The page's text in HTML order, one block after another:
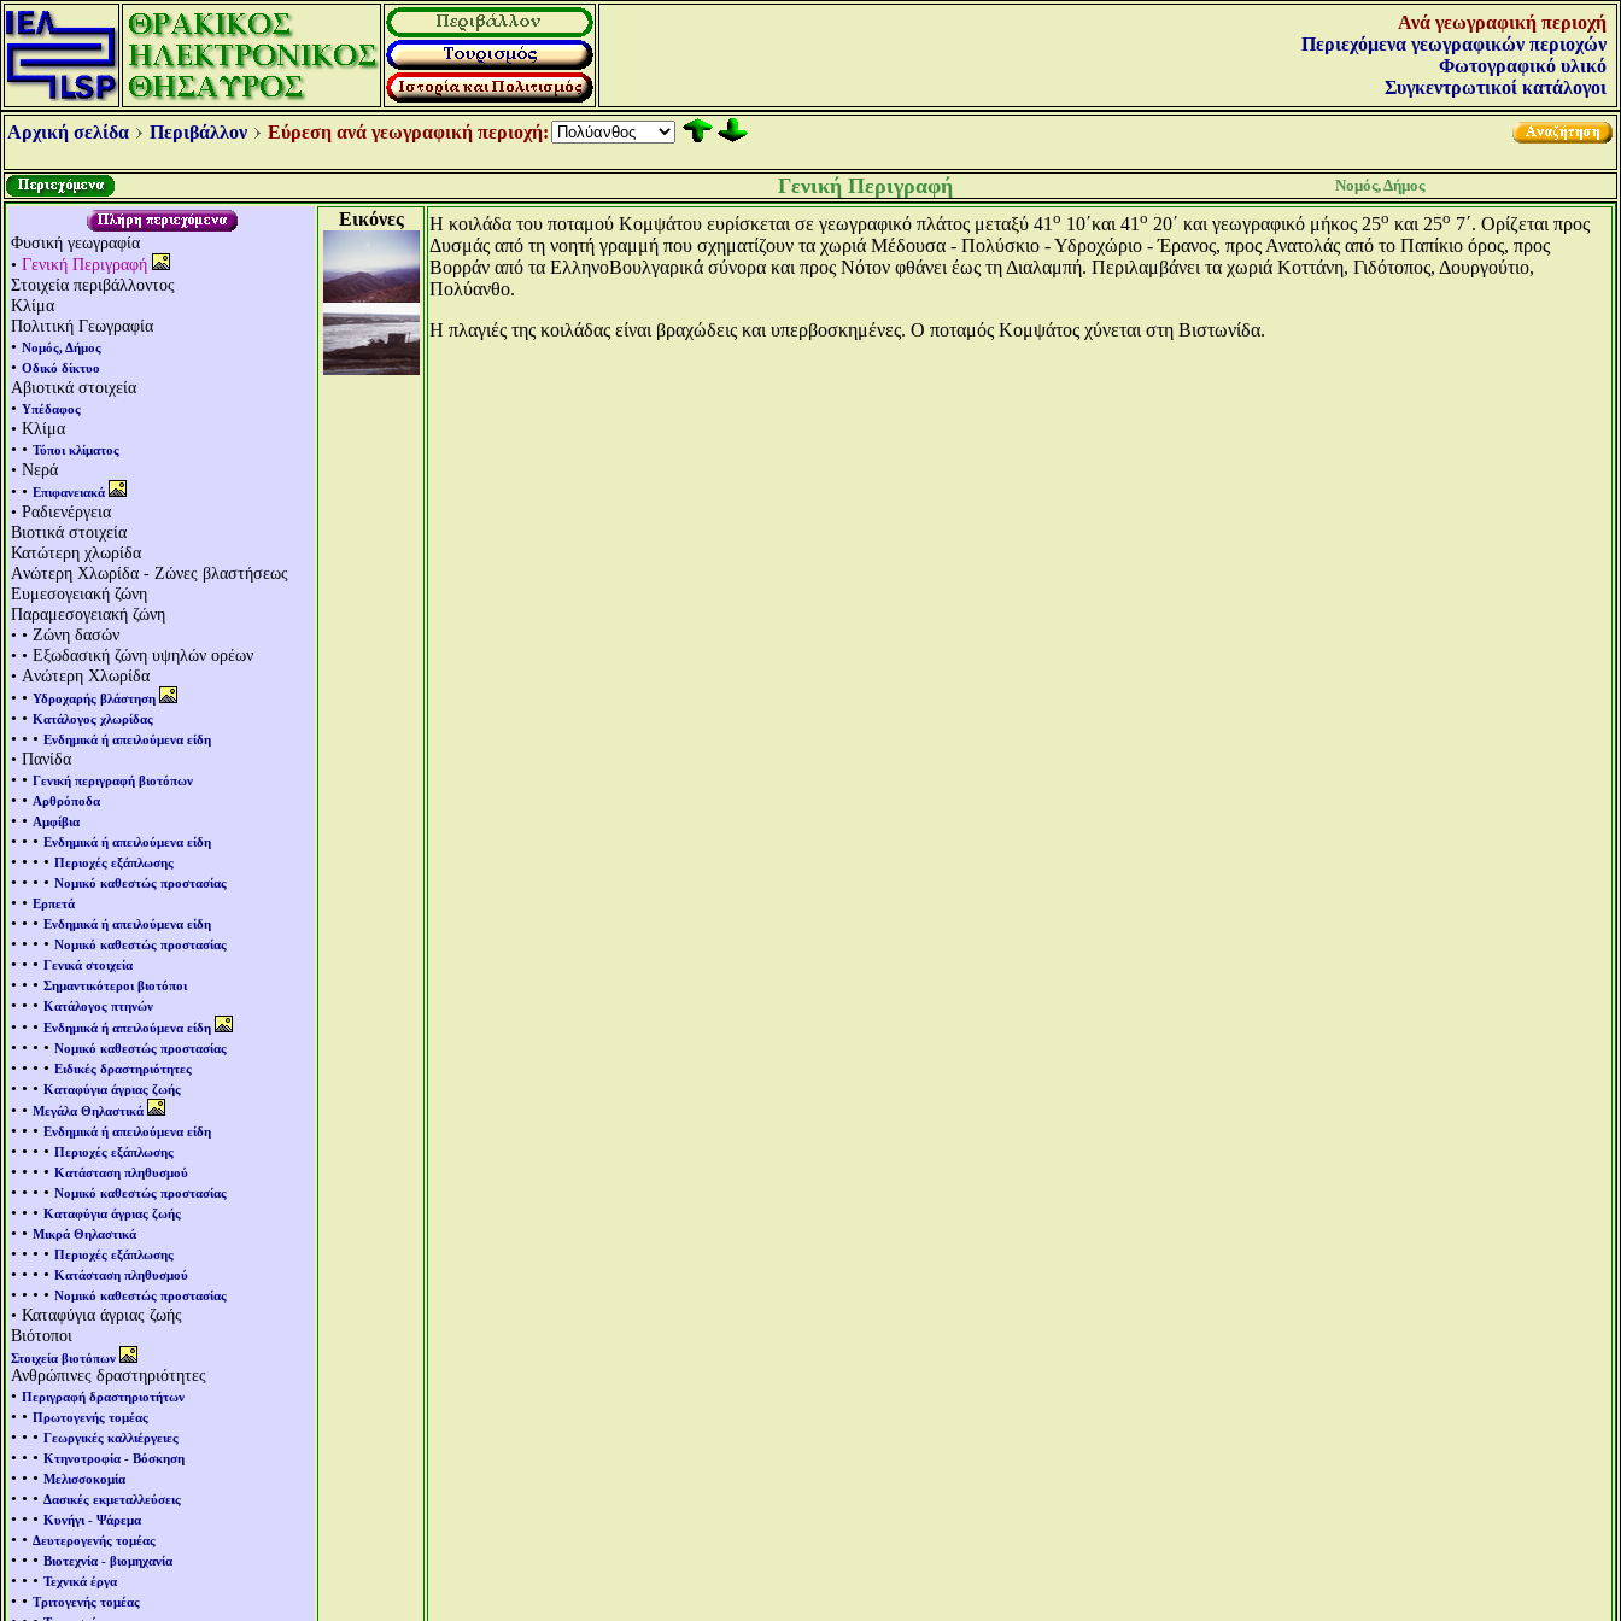
Ανά γεωγραφική περιοχή
Περιεχόμενα γεωγραφικών περιοχών
Φωτογραφικό υλικό
Συγκεντρωτικοί κατάλογοι
Αρχική σελίδα Περιβάλλον Εύρεση ανά γεωγραφική περιοχή:
Γενική Περιγραφή Νομός, Δήμος
Φυσική γεωγραφία
• Γενική Περιγραφή
Στοιχεία περιβάλλοντος
Κλίμα
Πολιτική Γεωγραφία
• Νομός, Δήμος
• Οδικό δίκτυο
Αβιοτικά στοιχεία
• Υπέδαφος
• Κλίμα
• • Τύποι κλίματος
• Νερά
• • Επιφανειακά
• Ραδιενέργεια
Βιοτικά στοιχεία
Κατώτερη χλωρίδα
Aνώτερη Χλωρίδα - Ζώνες βλαστήσεως
Ευμεσογειακή ζώνη
Παραμεσογειακή ζώνη
• • Ζώνη δασών
• • Εξωδασική ζώνη υψηλών ορέων
• Aνώτερη Χλωρίδα
• • Υδροχαρής βλάστηση
• • Κατάλογος χλωρίδας
• • • Ενδημικά ή απειλούμενα είδη
• Πανίδα
• • Γενική περιγραφή βιοτόπων
• • Αρθρόποδα
• • Αμφίβια
• • • Ενδημικά ή απειλούμενα είδη
• • • • Περιοχές εξάπλωσης
• • • • Νομικό καθεστώς προστασίας
• • Ερπετά
• • • Ενδημικά ή απειλούμενα είδη
• • • • Νομικό καθεστώς προστασίας
• • • Γενικά στοιχεία
• • • Σημαντικότεροι βιοτόποι
• • • Κατάλογος πτηνών
• • • Ενδημικά ή απειλούμενα είδη
• • • • Νομικό καθεστώς προστασίας
• • • • Ειδικές δραστηριότητες
• • • Καταφύγια άγριας ζωής
• • Μεγάλα Θηλαστικά
• • • Ενδημικά ή απειλούμενα είδη
• • • • Περιοχές εξάπλωσης
• • • • Κατάσταση πληθυσμού
• • • • Νομικό καθεστώς προστασίας
• • • Καταφύγια άγριας ζωής
• • Μικρά Θηλαστικά
• • • • Περιοχές εξάπλωσης
• • • • Κατάσταση πληθυσμού
• • • • Νομικό καθεστώς προστασίας
• Καταφύγια άγριας ζωής
Βιότοποι
Στοιχεία βιοτόπων
Ανθρώπινες δραστηριότητες
• Περιγραφή δραστηριοτήτων
• • Πρωτογενής τομέας
• • • Γεωργικές καλλιέργειες
• • • Κτηνοτροφία - Βόσκηση
• • • Μελισσοκομία
• • • Δασικές εκμεταλλεύσεις
• • • Κυνήγι - Ψάρεμα
• • Δευτερογενής τομέας
• • • Βιοτεχνία - βιομηχανία
• • • Τεχνικά έργα
• • Τριτογενής τομέας
Εικόνες Η κοιλάδα του ποταμού Κομψάτου ευρίσκεται σε γεωγραφικό πλάτος μεταξύ 41 ο 10΄και 41 ο 20΄ και γεωγραφικό μήκος 25ο και 25ο 7΄. Ορίζεται προς
Δυσμάς από τη νοητή γραμμή που σχηματίζουν τα χωριά Μέδουσα - Πολύσκιο - Υδροχώριο - Έρανος, προς Ανατολάς από το Παπίκιο όρος, προς
Βορράν από τα ΕλληνοΒουλγαρικά σύνορα και προς Νότον φθάνει έως τη Διαλαμπή. Περιλαμβάνει τα χωριά Κοττάνη, Γιδότοπος, Δουργούτιο,
Πολύανθο.
Η πλαγιές της κοιλάδας είναι βραχώδεις και υπερβοσκημένες. Ο ποταμός Κομψάτος χύνεται στη Βιστωνίδα.